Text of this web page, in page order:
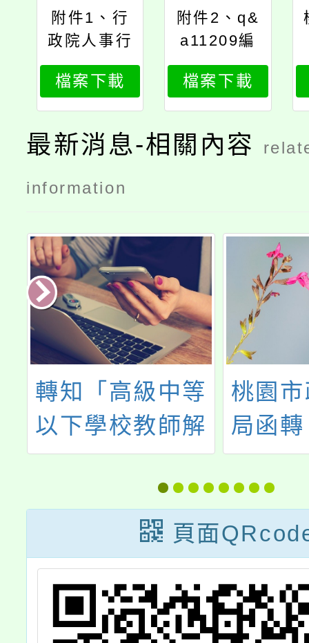
附件1、行
政院人事行
政總處函
檔案下載
附件2、q&
a11209編
製
檔案下載
最新消息-相關內容
information
轉知「高級中等
以下學校教師解
聘不續聘停聘或
資遣辦法」部分
條文、「公立高
級中等以下學校
教師成績考核辦
法」第5條、第6
桃園
局函
職停
工權
頁面